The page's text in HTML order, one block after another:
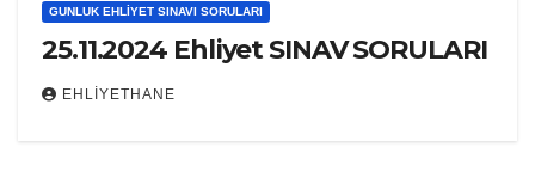
GUNLUK EHLIYET SINAVI SORULARI
25.11.2024 Ehliyet SINAV SORULARI
EHLIYETHANE